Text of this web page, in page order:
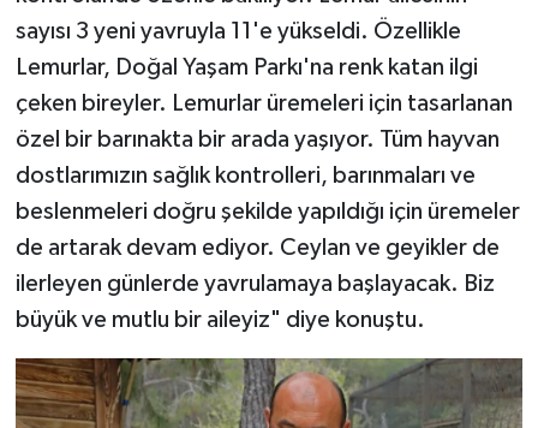
sayısı 3 yeni yavruyla 11'e yükseldi. Özellikle
Lemurlar, Doğal Yaşam Parkı'na renk katan ilgi
çeken bireyler. Lemurlar üremeleri için tasarlanan
özel bir barınakta bir arada yaşıyor. Tüm hayvan
dostlarımızın sağlık kontrolleri, barınmaları ve
beslenmeleri doğru şekilde yapıldığı için üremeler
de artarak devam ediyor. Ceylan ve geyikler de
ilerleyen günlerde yavrulamaya başlayacak. Biz
büyük ve mutlu bir aileyiz" diye konuştu.